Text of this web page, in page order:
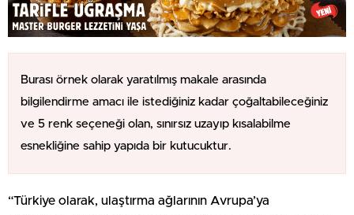
Burası örnek olarak yaratılmış makale arasında
bilgilendirme amacı ile istediğiniz kadar çoğaltabileceğiniz
ve 5 renk seçeneği olan, sınırsız uzayıp kısalabilme
esnekliğine sahip yapıda bir kutucuktur.
“Türkiye olarak, ulaştırma ağlarının Avrupa’ya